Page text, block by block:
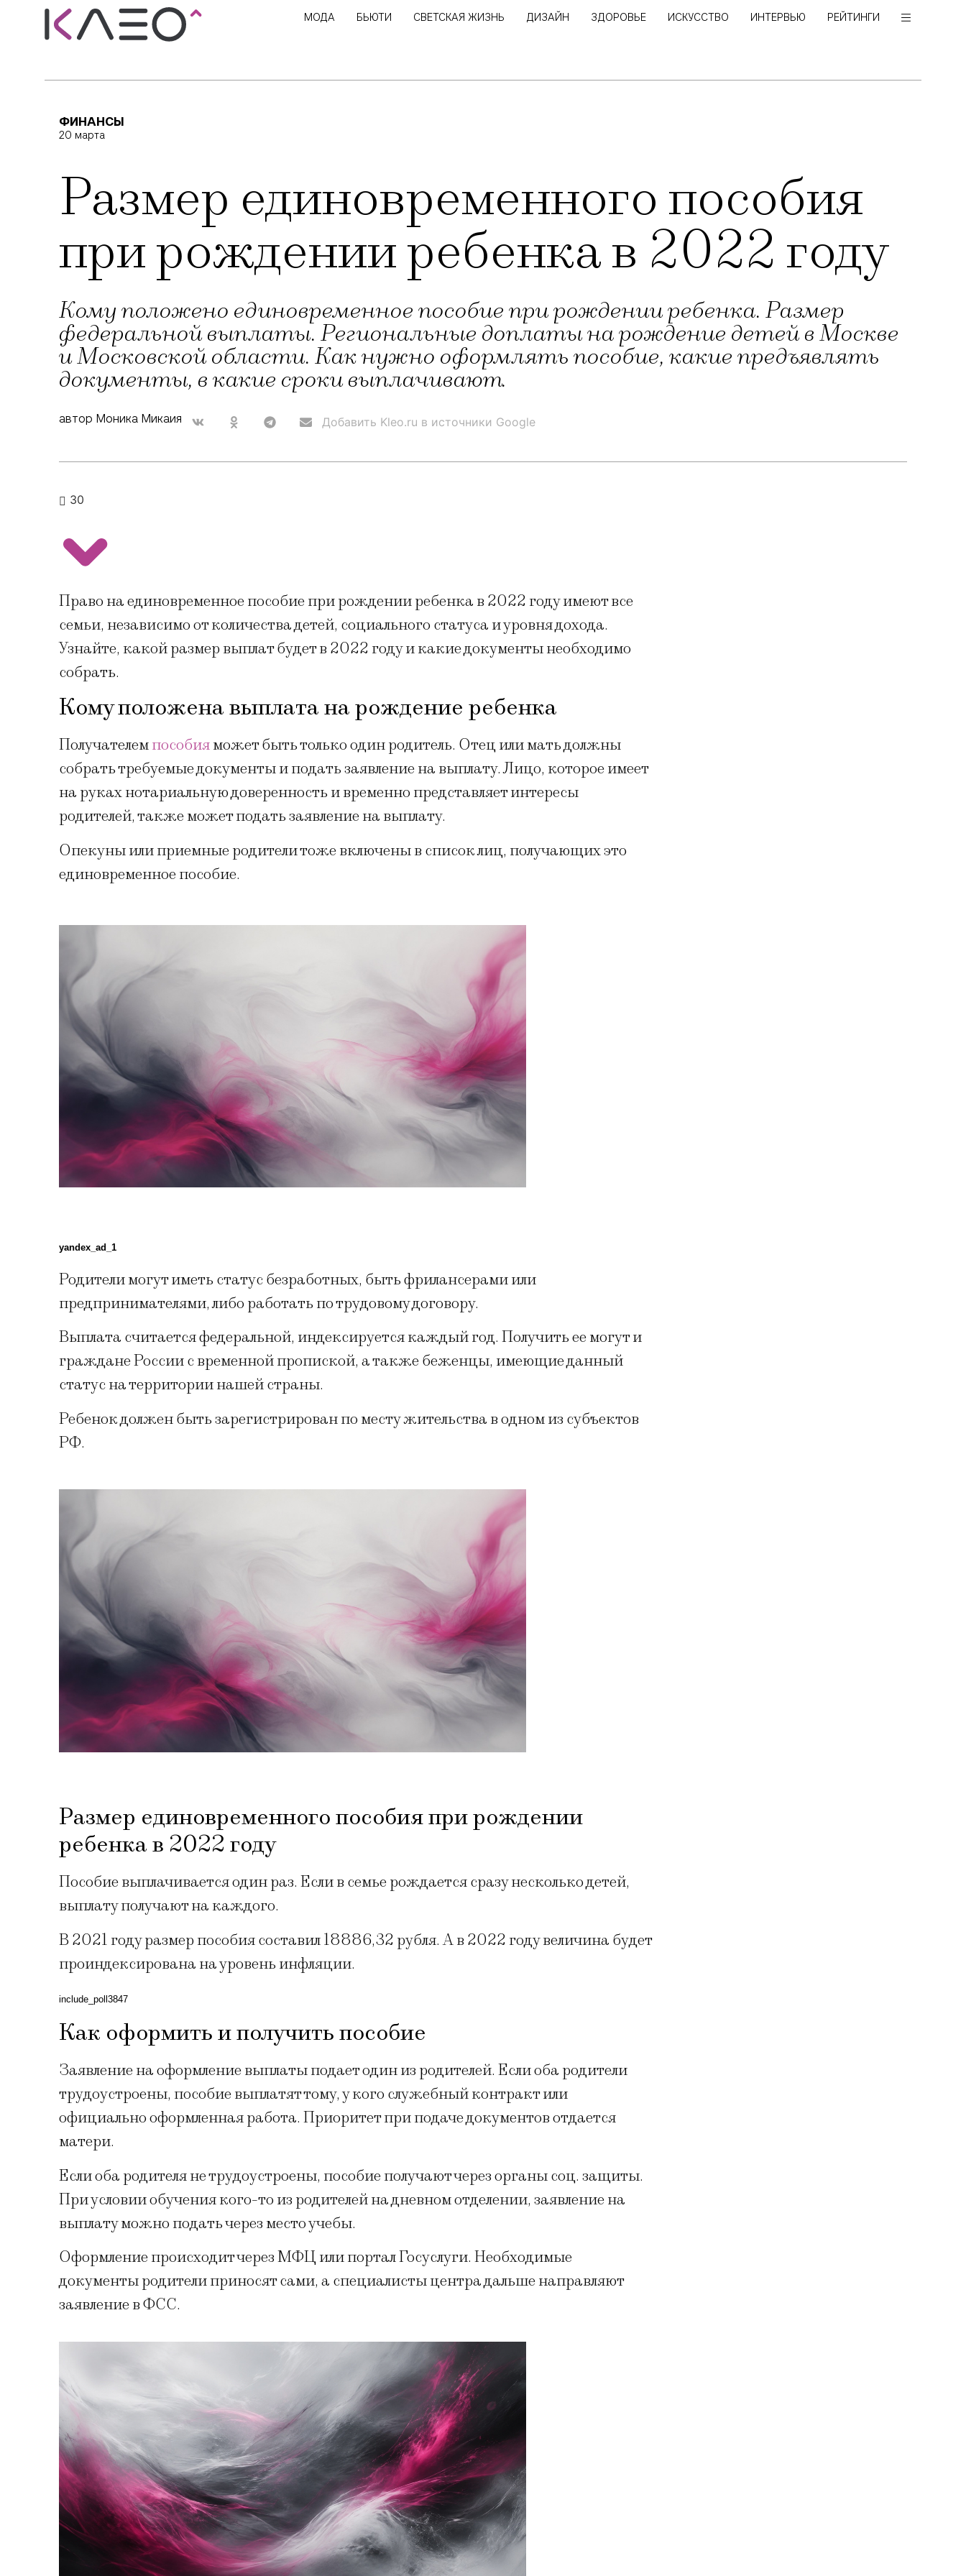
МОДА БЬЮТИ СВЕТСКАЯ ЖИЗНЬ ДИЗАЙН ЗДОРОВЬЕ ИСКУССТВО ИНТЕРВЬЮ РЕЙТИНГИ
ФИНАНСЫ
20 марта
Размер единовременного пособия
при рождении ребенка в 2022 году
Кому положено единовременное пособие при рождении ребенка. Размер
федеральной выплаты. Региональные доплаты на рождение детей в Москве
и Московской области. Как нужно оформлять пособие, какие предъявлять
документы, в какие сроки выплачивают.
автор Моника Микаия Добавить Kleo.ru в источники Google
30
Право на единовременное пособие при рождении ребенка в 2022 году имеют все
семьи, независимо от количества детей, социального статуса и уровня дохода.
Узнайте, какой размер выплат будет в 2022 году и какие документы необходимо
собрать.
Кому положена выплата на рождение ребенка
Получателемпособияможет быть только один родитель. Отец или мать должны
собрать требуемые документы и подать заявление на выплату. Лицо, которое имеет
на руках нотариальную доверенность и временно представляет интересы
родителей, также может подать заявление на выплату.
Опекуны или приемные родители тоже включены в список лиц, получающих это
единовременное пособие.
yandex_ad_1
Родители могут иметь статус безработных, быть фрилансерами или
предпринимателями, либо работать по трудовому договору.
Выплата считается федеральной, индексируется каждый год. Получить ее могут и
граждане России с временной пропиской, а также беженцы, имеющие данный
статус на территории нашей страны.
Ребенок должен быть зарегистрирован по месту жительства в одном из субъектов
РФ.
Размер единовременного пособия при рождении
ребенка в 2022 году
Пособие выплачивается один раз. Если в семье рождается сразу несколько детей,
выплату получают на каждого.
В 2021 году размер пособия составил 18886,32 рубля. А в 2022 году величина будет
проиндексирована на уровень инфляции.
include_poll3847
Как оформить и получить пособие
Заявление на оформление выплаты подает один из родителей. Если оба родители
трудоустроены, пособие выплатят тому, у кого служебный контракт или
официально оформленная работа. Приоритет при подаче документов отдается
матери.
Если оба родителя не трудоустроены, пособие получают через органы соц. защиты.
При условии обучения кого-то из родителей на дневном отделении, заявление на
выплату можно подать через место учебы.
Оформление происходит через МФЦ или портал Госуслуги. Необходимые
документы родители приносят сами, а специалисты центра дальше направляют
заявление в ФСС.